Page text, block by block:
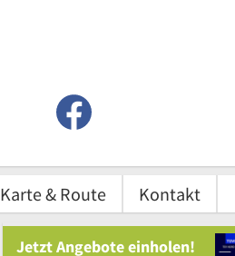
Karte & Route Kontakt
Jetzt Angebote einholen!